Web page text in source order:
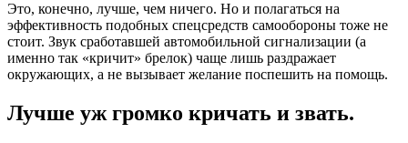
Это, конечно, лучше, чем ничего. Но и полагаться на
эффективность подобных спецсредств самообороны тоже не
стоит. Звук сработавшей автомобильной сигнализации (а
именно так «кричит» брелок) чаще лишь раздражает
окружающих, а не вызывает желание поспешить на помощь.
Лучше уж громко кричать и звать.